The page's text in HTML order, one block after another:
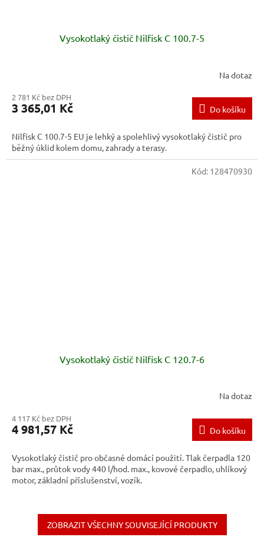
Vysokotlaký čistič Nilfisk C 100.7-5
Na dotaz
2 781 Kč bez DPH
3 365,01 Kč Do košíku
Nilfisk C 100.7-5 EU je lehký a spolehlivý vysokotlaký čistič pro
běžný úklid kolem domu, zahrady a terasy.
Vysokotlaký čistič Nilfisk C 120.7-6
Na dotaz
4 117 Kč bez DPH
4 981,57 Kč Do košíku
Vysokotlaký čistič pro občasné domácí použití. Tlak čerpadla 120
bar max., průtok vody 440 l/hod. max., kovové čerpadlo, uhlíkový
motor, základní příslušenství, vozík.
Kód: 128470930
ZOBRAZIT VŠECHNY SOUVISEJÍCÍ PRODUKTY